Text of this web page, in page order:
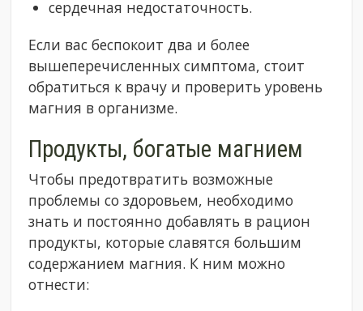
сердечная недостаточность.
Если вас беспокоит два и более
вышеперечисленных симптома, стоит
обратиться к врачу и проверить уровень
магния в организме.
Продукты, богатые магнием
Чтобы предотвратить возможные
проблемы со здоровьем, необходимо
знать и постоянно добавлять в рацион
продукты, которые славятся большим
содержанием магния. К ним можно
отнести: